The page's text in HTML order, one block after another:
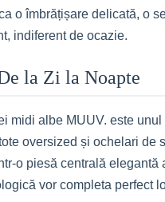
o îmbrățișare delicată, o
indiferent de ocazie.
la Zi la Noapte
midi albe MUUV. este
oversized și ochelari de
o piesă centrală
vor completa perfect